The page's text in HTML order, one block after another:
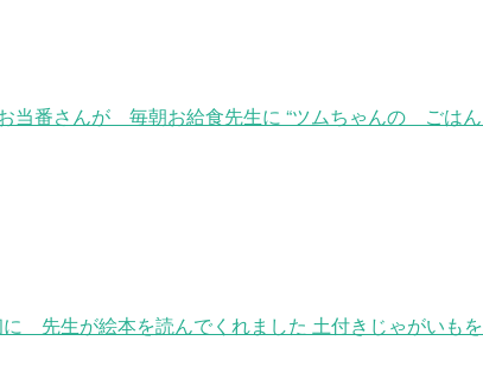
番さんが 毎朝お給食先生に “ツムちゃんの ごはん
生が絵本を読んでくれました 土付きじゃがいも